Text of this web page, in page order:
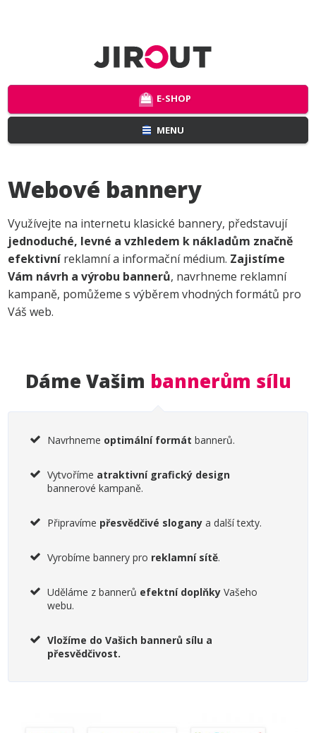
MENU
E-SHOP
Webové bannery
Využívejte na internetu klasické bannery, představují
jednoduché, levné a vzhledem k nákladům značně
efektivní reklamní a informační médium. Zajistíme
Vám návrh a výrobu bannerů, navrhneme reklamní
kampaně, pomůžeme s výběrem vhodných formátů pro
Váš web.
Dáme Vašim bannerům sílu
Navrhneme optimální formát bannerů.
Vytvoříme atraktivní grafický design
bannerové kampaně.
Připravíme přesvědčivé slogany a další texty.
Vyrobíme bannery pro reklamní sítě.
Uděláme z bannerů efektní doplňky Vašeho
webu.
Vložíme do Vašich bannerů sílu a
přesvědčivost.